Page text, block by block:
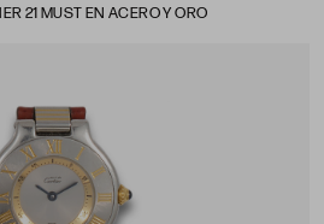
21 MUST EN ACERO Y ORO